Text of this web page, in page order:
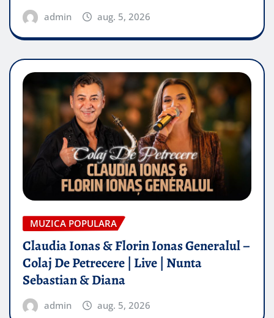
admin aug. 5, 2026
MUZICA POPULARA
Claudia Ionas & Florin Ionas Generalul –
Colaj De Petrecere | Live | Nunta
Sebastian & Diana
admin aug. 5, 2026